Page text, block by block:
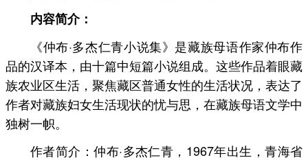
内容简介：
《仲布·多杰仁青小说集》是藏族母语作家仲布作
品的汉译本，由十篇中短篇小说组成。这些作品着眼藏
族农业区生活，聚焦藏区普通女性的生活状况，表达了
作者对藏族妇女生活现状的忧与思，在藏族母语文学中
独树一帜。
作者简介：仲布·多杰仁青，1967年出生，青海省